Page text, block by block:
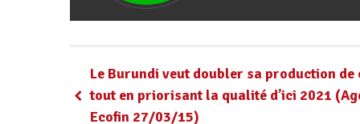
Le Burundi veut doubler sa production de
tout en priorisant la qualité d’ici 2021
Ecofin 27/03/15)